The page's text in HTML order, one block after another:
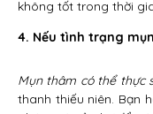
không tốt trong thời
4. Nếu tình trạng
Mụn thâm có thể thực
thanh thiếu niên. Bạn